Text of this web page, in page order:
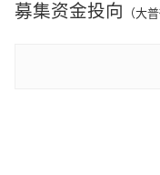
募集资金投向 （大普